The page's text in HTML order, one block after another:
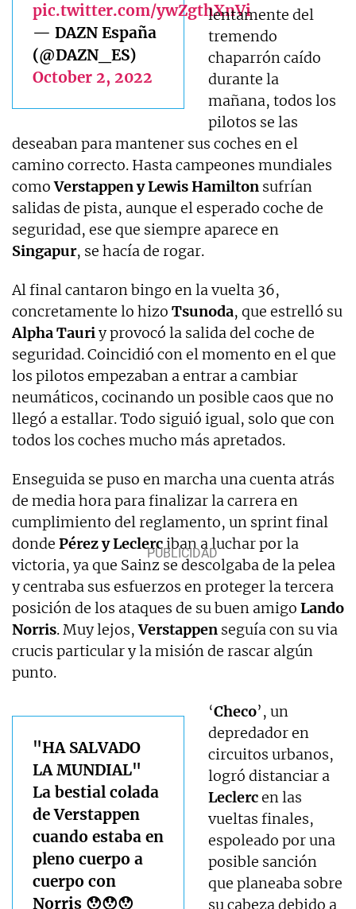
pic.twitter.com/ywZgthXnVi
— DAZN España
(@DAZN_ES)
October 2, 2022
lentamente del
tremendo
chaparrón caído
durante la
mañana, todos los
pilotos se las
deseaban para mantener sus coches en el
camino correcto. Hasta campeones mundiales
comoVerstappen y Lewis Hamilton sufrían
salidas de pista, aunque el esperado coche de
seguridad, ese que siempre aparece en
Singapur, se hacía de rogar.
Al final cantaron bingo en la vuelta 36,
concretamente lo hizo Tsunoda, que estrelló su
Alpha Tauriy provocó la salida del coche de
seguridad. Coincidió con el momento en el que
los pilotos empezaban a entrar a cambiar
neumáticos, cocinando un posible caos que no
llegó a estallar. Todo siguió igual, solo que con
todos los coches mucho más apretados.
Enseguida se puso en marcha una cuenta atrás
de media hora para finalizar la carrera en
cumplimiento del reglamento, un sprint final
donde Pérez y Leclerciban a luchar por la
victoria, ya que Sainz se descolgaba de la pelea
y centraba sus esfuerzos en proteger la tercera
posición de los ataques de su buen amigo Lando
Norris. Muy lejos,Verstappen seguía con su via
crucis particular y la misión de rascar algún
punto.
"HA SALVADO
LA MUNDIAL"
La bestial colada
de Verstappen
cuando estaba en
pleno cuerpo a
cuerpo con
Norris 😯😯😯
‘Checo’, un
depredador en
circuitos urbanos,
logró distanciar a
Leclercen las
vueltas finales,
espoleado por una
posible sanción
que planeaba sobre
su cabeza debido a